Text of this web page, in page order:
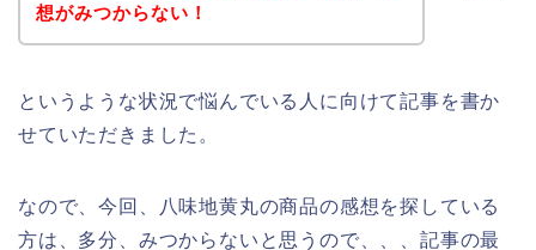
想がみつからない！
というような状況で悩んでいる人に向けて記事を書か
せていただきました。
なので、今回、八味地黄丸の商品の感想を探している
方は、多分、みつからないと思うので、、、記事の最